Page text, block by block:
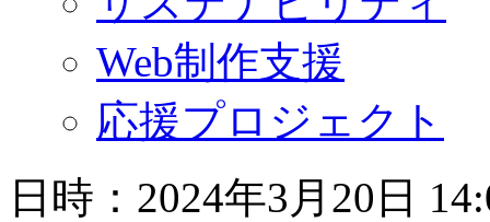
Web制作支援
応援プロジェクト
日時：2024年3月20日